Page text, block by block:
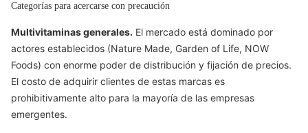
Categorías para acercarse con precaución
Multivitaminas generales. El mercado está dominado por
actores establecidos (Nature Made, Garden of Life, NOW
Foods) con enorme poder de distribución y fijación de precios.
El costo de adquirir clientes de estas marcas es
prohibitivamente alto para la mayoría de las empresas
emergentes.